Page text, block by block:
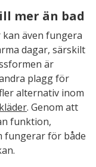
mer än bad
även fungera
dagar, särskilt
är
plagg för
alternativ inom
. Genom att
funktion,
fungerar för både